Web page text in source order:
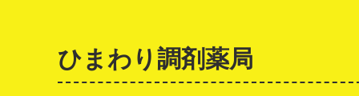
ひまわり調剤薬局